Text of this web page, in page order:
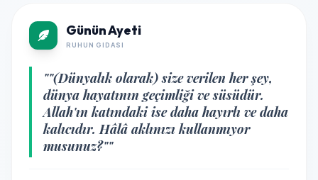
Günün Ayeti
RUHUN GIDASI
""(Dünyalık olarak) size verilen her şey,
dünya hayatının geçimliği ve süsüdür.
Allah'ın katındaki ise daha hayırlı ve daha
kalıcıdır. Hâlâ aklınızı kullanmıyor
musunuz?""